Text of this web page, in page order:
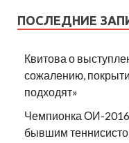
ПОСЛЕДНИЕ
Квитова о
сожалению,
подходят»
Чемпионка ОИ-2016
бывшим